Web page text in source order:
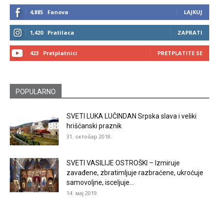
4,885 Fanova LAJKUJ
1,420 Pratilaca ZAPRATI
423 Pretplatnici PRETPLATITE SE
POPULARNO
SVETI LUKA LUČINDAN Srpska slava i veliki
hrišćanski praznik
31. октобар 2018.
SVETI VASILIJE OSTROŠKI – Izmiruje
zavađene, zbratimljuje razbraćene, ukroćuje
samovoljne, isceljuje...
14. мај 2019.